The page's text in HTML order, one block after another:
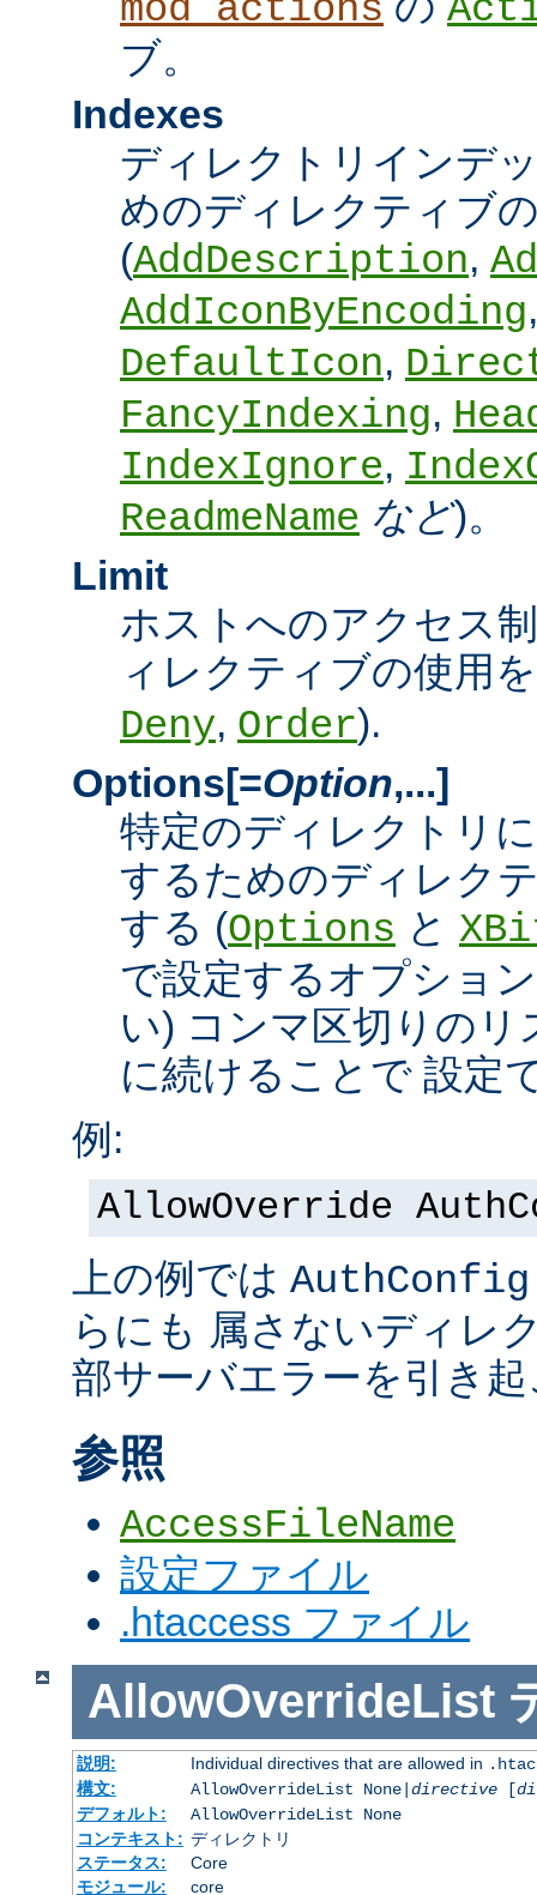
mod_actions
ブ。
Indexes
ディレクトリインデ
めのディレクティブ
(AddDescription,
AddIconByEncoding
DefaultIcon,
FancyIndexing,
IndexIgnore,
ReadmeName など)。
Limit
ホストへのアクセス
ィレクティブの使用
Deny, Order).
Options[=Option,...]
特定のディレクトリ
するためのディレク
する (Options と
で設定するオプショ
い) コンマ区切りの
に続けることで 設定
例:
AllowOverride
上の例では AuthConfig
らにも 属さないディレ
部サーバエラーを引き
参照
AccessFileName
設定ファイル
.htaccess ファイル
AllowOverrideList
説明: Individual directives that are allowed in
構文:
AllowOverrideList None| directive[
デフォルト:
AllowOverrideList None
コンテキスト: ディレクトリ
ステータス:
Core
モジュール:
core